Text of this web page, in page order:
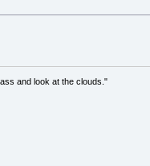
and look at the clouds."